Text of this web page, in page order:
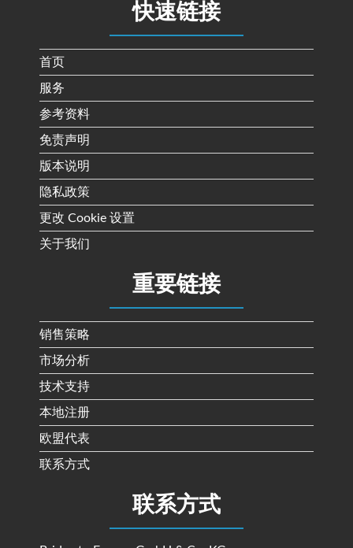
快速链接
首页
服务
参考资料
免责声明
版本说明
隐私政策
更改 Cookie 设置
关于我们
重要链接
销售策略
市场分析
技术支持
本地注册
欧盟代表
联系方式
联系方式